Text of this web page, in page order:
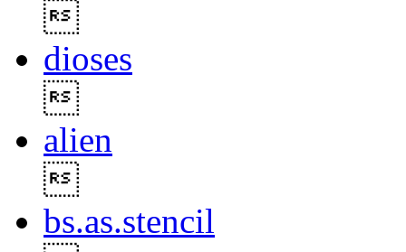
dioses
alien
bs.as.stencil